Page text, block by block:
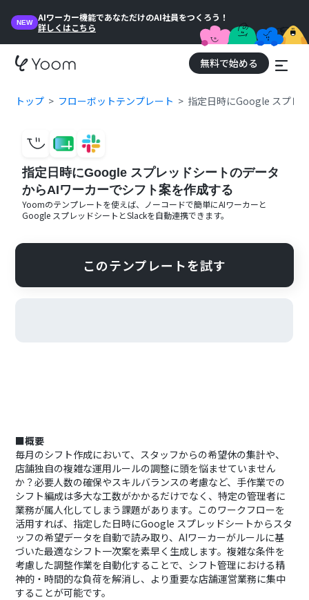
NEW
AIワーカー機能であなただけのAI社員をつくろう！
詳しくはこちら
無料で始める
トップ フローボットテンプレート 指定日時にGoogle スプレ
指定日時にGoogle スプレッドシートのデータ
からAIワーカーでシフト案を作成する
Yoomのテンプレートを使えば、ノーコードで簡単にAIワーカーと
Google スプレッドシート とSlackを自動連携できます。
このテンプレートを試す
■概要
毎月のシフト作成において、スタッフからの希望休の集計や、
店舗独自の複雑な運用ルールの調整に頭を悩ませていません
か？必要人数の確保やスキルバランスの考慮など、手作業での
シフト編成は多大な工数がかかるだけでなく、特定の管理者に
業務が属人化してしまう課題があります。このワークフローを
活用すれば、指定した日時にGoogle スプレッドシートからスタ
ッフの希望データを自動で読み取り、AIワーカーがルールに基
づいた最適なシフト一次案を素早く生成します。複雑な条件を
考慮した調整作業を自動化することで、シフト管理における精
神的・時間的な負荷を解消し、より重要な店舗運営業務に集中
することが可能です。